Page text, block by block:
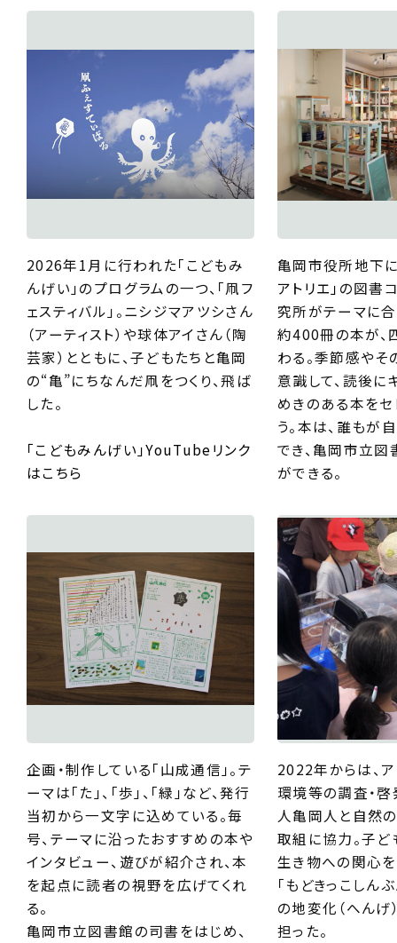
2026年1月に行われた「こどもみ
んげい」のプログラムの一つ、「凧フ
ェスティバル」。ニシジマアツシさん
（アーティスト）や球体アイさん（陶
芸家）とともに、子どもたちと亀岡
の“亀”にちなんだ凧をつくり、飛ば
した。
「こどもみんげい」YouTubeリンク
はこちら
亀岡市役所地下
アトリエ」 の図書
究所がテーマに
約400冊の本が、
わる。季節感や
意識して、読後に
めきのある本をセ
う。本は、誰もが
でき、亀岡市立図
ができる。
企画・制作している「山成通信」。テ
ーマは「た」、「歩」、「緑」など、発行
当初から一文字に込めている。毎
号、テーマに沿ったおすすめの本や
インタビュー、遊びが紹介され、本
を起点に読者の視野を広げてくれ
る。
亀岡市立図書館の司書をはじめ、
2022年からは、
環境等の調査・
人亀岡人と自然
取組に協力。子
生き物への関心
「もどきっこしん
の地変化（へんげ
担った。